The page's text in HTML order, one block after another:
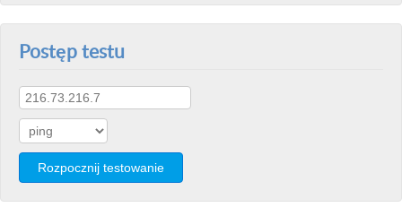
Postęp testu
Rozpocznij testowanie